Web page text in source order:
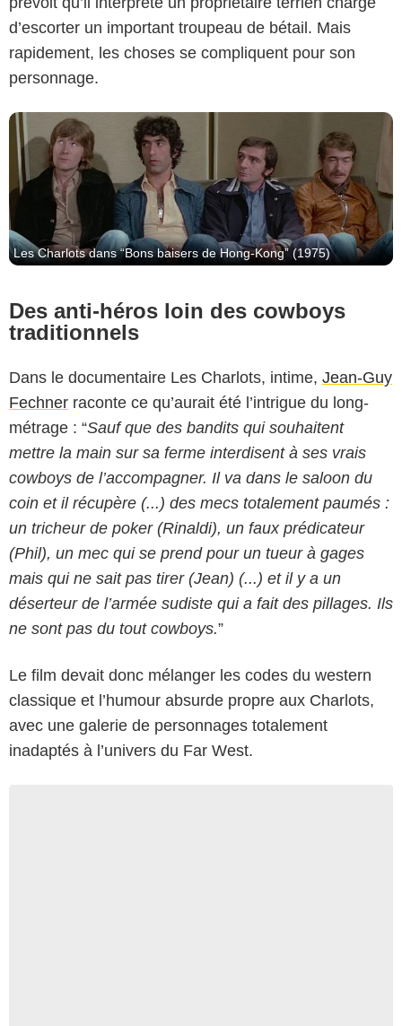
d’escorter un important troupeau de bétail. Mais
rapidement, les choses se compliquent pour son
personnage.
Les Charlots dans “Bons baisers de Hong-Kong” (1975)
Des anti-héros loin des cowboys
traditionnels
Dans le documentaire Les Charlots, intime, Jean-Guy
Fechner raconte ce qu’aurait été l’intrigue du long-
métrage : “Sauf que des bandits qui souhaitent
mettre la main sur sa ferme interdisent à ses vrais
cowboys de l’accompagner. Il va dans le saloon du
coin et il récupère (...) des mecs totalement paumés :
un tricheur de poker (Rinaldi), un faux prédicateur
(Phil), un mec qui se prend pour un tueur à gages
mais qui ne sait pas tirer (Jean) (...) et il y a un
déserteur de l’armée sudiste qui a fait des pillages. Ils
ne sont pas du tout cowboys.”
Le film devait donc mélanger les codes du western
classique et l’humour absurde propre aux Charlots,
avec une galerie de personnages totalement
inadaptés à l’univers du Far West.